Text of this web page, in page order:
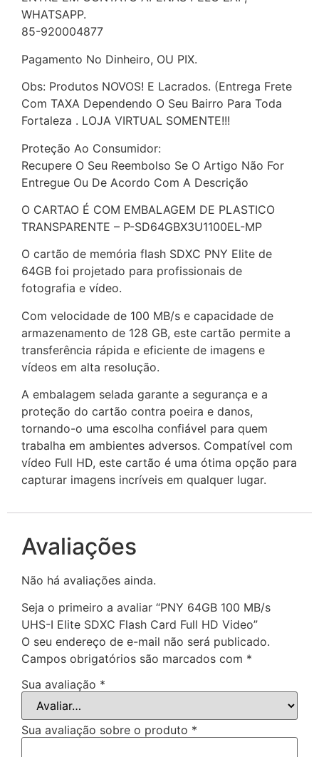
WHATSAPP.
85-920004877
Pagamento No Dinheiro, OU PIX.
Obs: Produtos NOVOS! E Lacrados. (Entrega Frete
Com TAXA Dependendo O Seu Bairro Para Toda
Fortaleza . LOJA VIRTUAL SOMENTE!!!
Proteção Ao Consumidor:
Recupere O Seu Reembolso Se O Artigo Não For
Entregue Ou De Acordo Com A Descrição
O CARTAO É COM EMBALAGEM DE PLASTICO
TRANSPARENTE – P-SD64GBX3U1100EL-MP
O cartão de memória flash SDXC PNY Elite de
64GB foi projetado para profissionais de
fotografia e vídeo.
Com velocidade de 100 MB/s e capacidade de
armazenamento de 128 GB, este cartão permite a
transferência rápida e eficiente de imagens e
vídeos em alta resolução.
A embalagem selada garante a segurança e a
proteção do cartão contra poeira e danos,
tornando-o uma escolha confiável para quem
trabalha em ambientes adversos. Compatível com
vídeo Full HD, este cartão é uma ótima opção para
capturar imagens incríveis em qualquer lugar.
Avaliações
Não há avaliações ainda.
Seja o primeiro a avaliar “PNY 64GB 100 MB/s
UHS-I Elite SDXC Flash Card Full HD Video”
O seu endereço de e-mail não será publicado.
Campos obrigatórios são marcados com *
Sua avaliação *
Sua avaliação sobre o produto *